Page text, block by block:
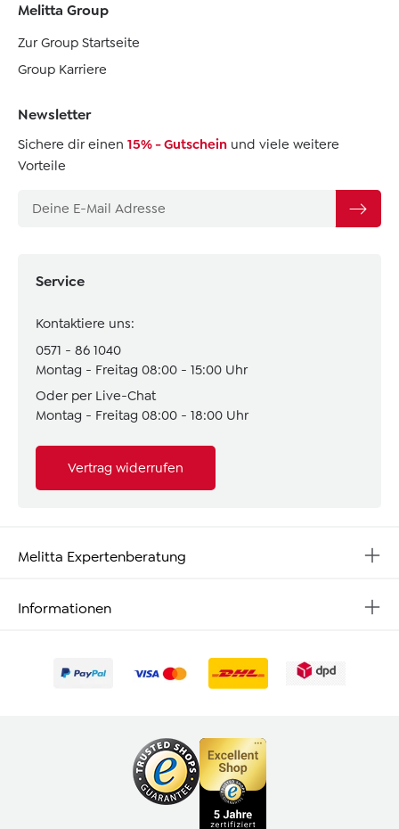
Service
Kontaktiere uns:
0571 - 86 1040
Montag - Freitag 08:00 - 15:00 Uhr
Oder per Live-Chat
Montag - Freitag 08:00 - 18:00 Uhr
Vertrag widerrufen
Melitta Expertenberatung
Informationen
Melitta Group
Zur Group Startseite
Group Karriere
Newsletter
Sichere dir einen 15% - Gutschein und viele weitere
Vorteile